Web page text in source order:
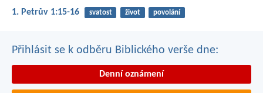
1. Petrův 1:15-16 svatost život povolání
Přihlásit se k odběru Biblického verše dne:
Denní oznámení